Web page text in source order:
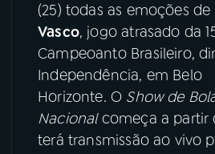
ACOMPANHE A RÁDIO NACIONAL
YouTube
Instagram X
(25) todas as emoções de
Vasco, jogo atrasado da
Campeoanto Brasileiro,
Independência, em Belo
Horizonte. O Show de
Nacionalcomeça a partir
terá transmissão ao vivo